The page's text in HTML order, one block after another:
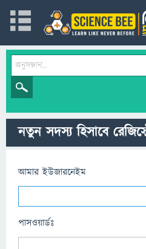
নতুন সদস্য হিসাবে
আমার ইউজারনেইম
পাসওয়ার্ডঃ